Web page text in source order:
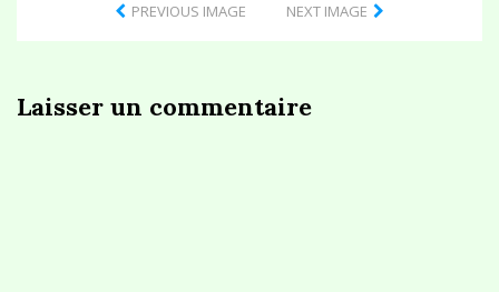
PREVIOUS IMAGE NEXT IMAGE
Laisser un commentaire